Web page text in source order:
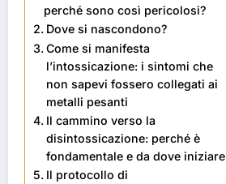
perché sono così pericolosi?
Dove si nascondono?
Come si manifesta
l’intossicazione: i sintomi che
non sapevi fossero collegati ai
metalli pesanti
Il cammino verso la
disintossicazione: perché è
fondamentale e da dove iniziare
Il protocollo di